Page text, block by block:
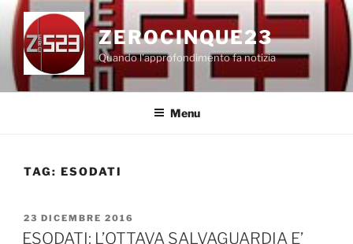
Salta
contenuto
ZEROCINQUE23
Quando l'approfondimento fa notizia
Menu
TAG: ESODATI
PUBBLICATO
IL
23 DICEMBRE 2016
ESODATI: L’OTTAVA SALVAGUARDIA E’